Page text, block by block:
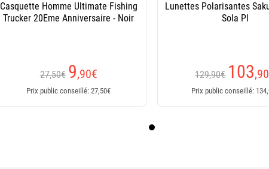
Casquette Homme Ultimate Fishing
Trucker 20Eme Anniversaire - Noir
27,50€ 9,90€
Prix public conseillé: 27,50€
Lunettes Polarisantes
Sola Pl
129,90€ 103,90
Prix public conseillé: